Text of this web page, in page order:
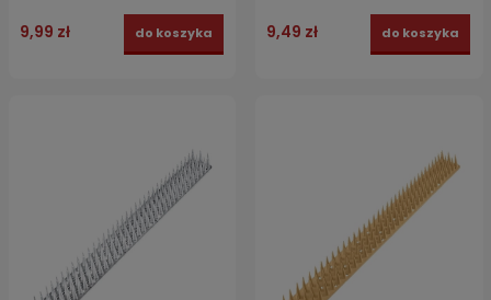
9,99 zł do koszyka 9,49 zł do koszyka